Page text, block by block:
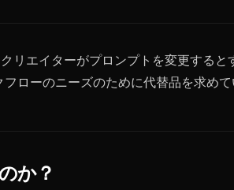
リエイターがプロンプトを変更する
ローのニーズのために代替品を求め
か？